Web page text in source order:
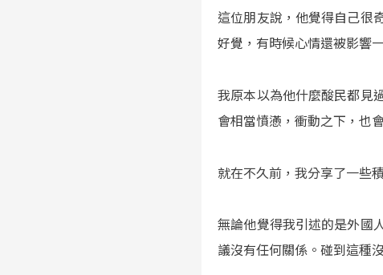
這位朋友說，他覺得自己很
好覺，有時候心情還被影響
我原本以為他什麼酸民都見
會相當憤懣，衝動之下，也
就在不久前，我分享了一些
無論他覺得我引述的是外國
議沒有任何關係。碰到這種